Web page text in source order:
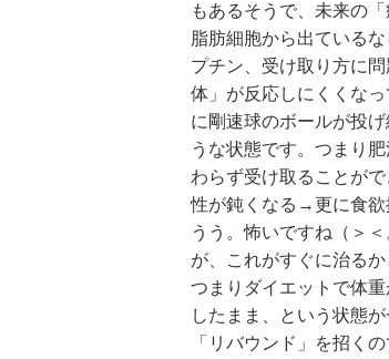
もあるそうで、未来の
脂肪細胞から出ている
プチン、受け取り方に
体」が反応しにくくな
に剛速球のボールが投
うな状態です。つまり
わらず受け取ることが
性が鈍くなる→更に食欲
うう。怖いですね（＞
が、これがすぐに治る
つまりダイエットで体
したまま、という状態
「リバウンド」を招く